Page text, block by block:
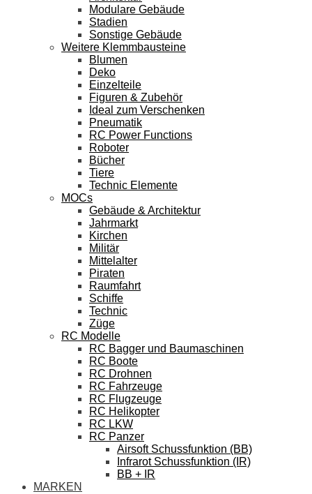
Modulare Gebäude
Stadien
Sonstige Gebäude
Weitere Klemmbausteine
Blumen
Deko
Einzelteile
Figuren & Zubehör
Ideal zum Verschenken
Pneumatik
RC Power Functions
Roboter
Bücher
Tiere
Technic Elemente
MOCs
Gebäude & Architektur
Jahrmarkt
Kirchen
Militär
Mittelalter
Piraten
Raumfahrt
Schiffe
Technic
Züge
RC Modelle
RC Bagger und Baumaschinen
RC Boote
RC Drohnen
RC Fahrzeuge
RC Flugzeuge
RC Helikopter
RC LKW
RC Panzer
Airsoft Schussfunktion (BB)
Infrarot Schussfunktion (IR)
BB + IR
MARKEN